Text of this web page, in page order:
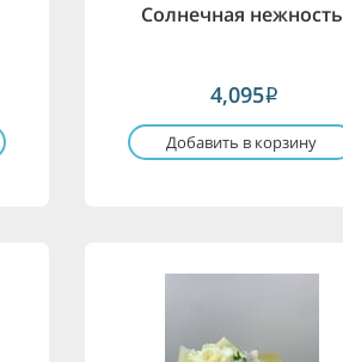
Солнечная нежность
4,095i
Добавить в корзину